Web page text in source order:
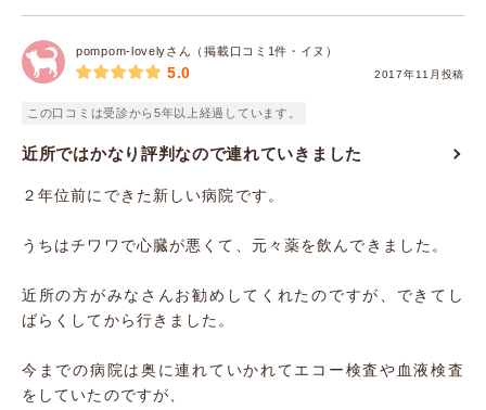
pompom-lovelyさん（掲載口コミ1件・イヌ）
2017年11月投稿
5.0
この口コミは受診から5年以上経過しています。
近所ではかなり評判なので連れていきました
２年位前にできた新しい病院です。
うちはチワワで心臓が悪くて、元々薬を飲んできました。
近所の方がみなさんお勧めしてくれたのですが、できてし
ばらくしてから行きました。
今までの病院は奥に連れていかれてエコー検査や血液検査
をしていたのですが、